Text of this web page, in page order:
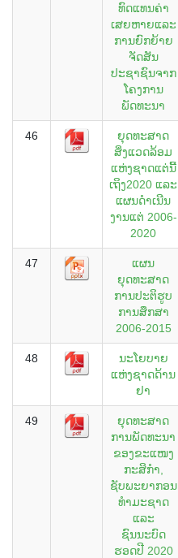
ທົດແທນຄ່າ
ເສຍຫາຍແລະ
ການຍົກຍ້າຍ
ຈັດສັນ
ປະຊາຊົນຈາກ
ໂຄງການ
ພັດທະນາ
46
ຍຸດທະສາດ
ສິ່ງແວດລ້ອມ
ແຫ່ງຊາດແຕ່ນີ້
ເຖິງ2020 ແລະ
ແຜນດຳເນີນ
ງານແຕ່ 2006-
2020
47
ແຜນ
ຍຸດທະສາດ
ການປະຕິຮູບ
ການສຶກສາ
2006-2015
48
ນະໂຍບາຍ
ແຫ່ງຊາດດ້ານ
ຢາ
49
ຍຸດທະສາດ
ການພັດທະນາ
ຂອງຂະແໜງ
ກະສິກຳ,
ຊັບພະຍາກອນ
ທຳມະຊາດ
ແລະ
ຊົນນະບົດ
ຮອດປີ 2020